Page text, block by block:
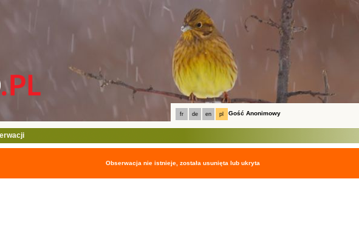
fr de en pl Gość Anonimowy
Obserwacja nie istnieje, została usunięta lub ukryta